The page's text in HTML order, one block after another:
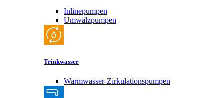
Inlinepumpen
Umwälzpumpen
Trinkwasser
Warmwasser-Zirkulationspumpen